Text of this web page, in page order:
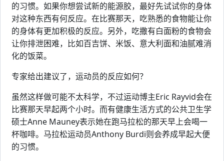
的习惯。如果你想尝试新的能源胶，最好先试试你的身体
对这种东西有何反应。在比赛那天，吃熟悉的食物能让你
的身体有更加积极的反应。另外，吃撒有白面粉的食物会
让你排泄困难，比如百吉饼、米饭、意大利面和油腻难消
化的饭菜。
专家给出建议了，运动员的反应如何？
虽然这样做可能不太科学，不过运动博主Eric Rayvid会在
比赛那天早起两个小时。而有健康生活方式的公共卫生学
硕士Anne Mauney表示她在跑马拉松的那天早上会喝一
杯咖啡。马拉松运动员Anthony Burdi则会养成早起大便
的习惯。